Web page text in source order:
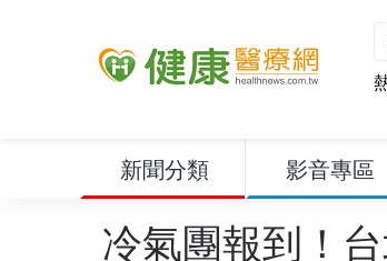
新聞分類 影音專區
冷氣團報到！